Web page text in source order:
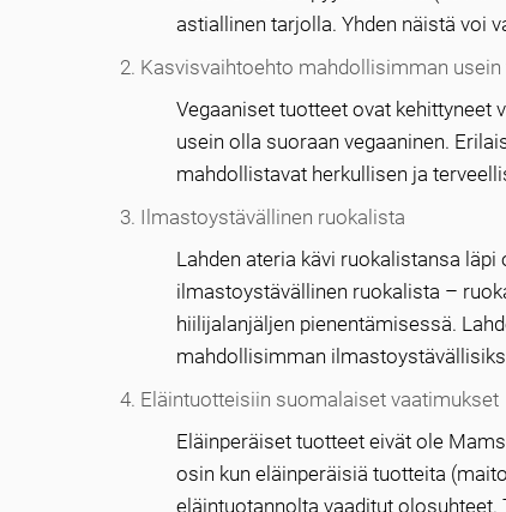
astiallinen tarjolla. Yhden näistä voi
Kasvisvaihtoehto mahdollisimman usein
Vegaaniset tuotteet ovat
usein olla suoraan vegaaninen.
mahdollistavat herkullisen ja
Ilmastoystävällinen ruokalista
Lahden ateria kävi ruokalistansa
ilmastoystävällinen ruokalista –
hiilijalanjäljen pienentämisessä.
mahdollisimman
Eläintuotteisiin suomalaiset vaatimukset
Eläinperäiset tuotteet eivät ole
osin kun eläinperäisiä tuotteita
eläintuotannolta vaaditut olosuhteet.